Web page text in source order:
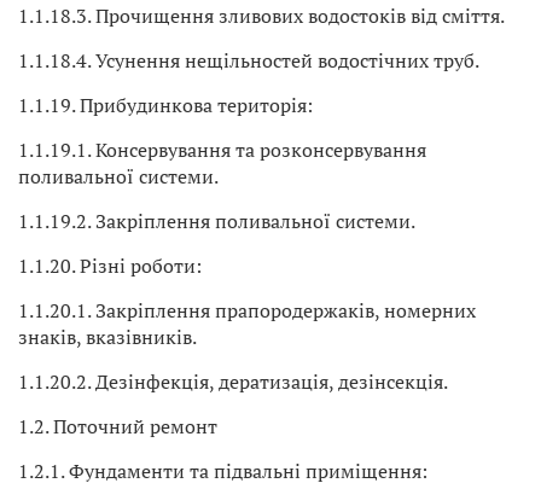
1.1.18.3. Прочищення зливових водостоків від сміття.
1.1.18.4. Усунення нещільностей водостічних труб.
1.1.19. Прибудинкова територія:
1.1.19.1. Консервування та розконсервування
поливальної системи.
1.1.19.2. Закріплення поливальної системи.
1.1.20. Різні роботи:
1.1.20.1. Закріплення прапородержаків, номерних
знаків, вказівників.
1.1.20.2. Дезінфекція, дератизація, дезінсекція.
1.2. Поточний ремонт
1.2.1. Фундаменти та підвальні приміщення: